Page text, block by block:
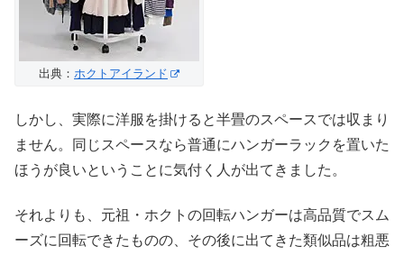
出典： ホクトアイランド
しかし、実際に洋服を掛けると半畳のスペースでは収まり
ません。同じスペースなら普通にハンガーラックを置いた
ほうが良いということに気付く人が出てきました。
それよりも、元祖・ホクトの回転ハンガーは高品質でスム
ーズに回転できたものの、その後に出てきた類似品は粗悪